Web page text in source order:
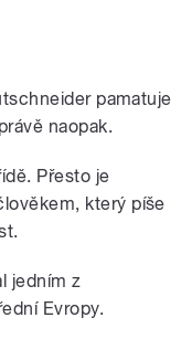
pamatuje
naopak.
Přesto je
který píše
jedním z
Evropy.